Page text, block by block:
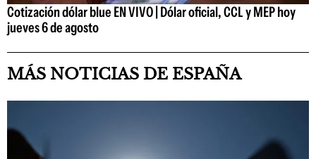
Cotización dólar blue EN VIVO | Dólar oficial, CCL y MEP hoy
jueves 6 de agosto
MÁS NOTICIAS DE ESPAÑA